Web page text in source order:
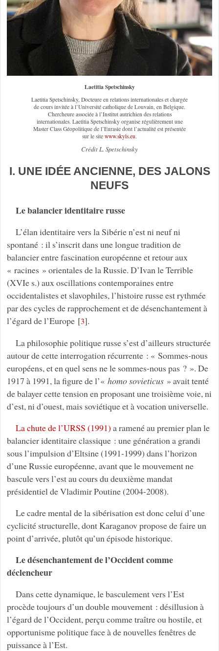
Laetitia Spetschinsky
Laetitia Spetschinsky, Docteure en relations internationales et chargée
de cours invitée à l’Université catholique de Louvain, en Belgique.
Chercheure associée à l’Institut autrichien des relations
internationales. Laetitia Spetschinsky organise régulièrement une
Master Class Géopolitique de l’Eurasie dont l’actualité est présentée
sur le site www.skyls.eu.
Crédit L. Spetschinsky
I. UNE IDÉE ANCIENNE, DES JALONS
NEUFS
Le balancier identitaire russe
L’élan identitaire vers la Sibérie n’est ni neuf ni
spontané : il s’inscrit dans une longue tradition de
balancier entre fascination européenne et retour aux
« racines » orientales de la Russie. D’Ivan le Terrible
(XVIe s.) aux oscillations contemporaines entre
occidentalistes et slavophiles, l’histoire russe est rythmée
par des cycles de rapprochement et de désenchantement à
l’égard de l’Europe[3].
La philosophie politique russe s’est d’ailleurs structurée
autour de cette interrogation récurrente : « Sommes-nous
européens, et en quel sens ne le sommes-nous pas ? ». De
1917 à 1991, la figure de l’« homo sovieticus» avait tenté
de balayer cette tension en proposant une troisième voie, ni
d’est, ni d’ouest, mais soviétique et à vocation universelle.
La chute de l’URSS (1991) a ramené au premier plan le
balancier identitaire classique : une génération a grandi
sous l’impulsion d’Eltsine (1991-1999) dans l’horizon
d’une Russie européenne, avant que le mouvement ne
bascule vers l’est au cours du deuxième mandat
présidentiel de Vladimir Poutine (2004-2008).
Le cadre mental de la sibérisation est donc celui d’une
cyclicité structurelle, dont Karaganov propose de faire un
point d’arrivée, plutôt qu’un épisode historique.
Le désenchantement de l’Occident comme
déclencheur
Dans cette dynamique, le basculement vers l’Est
procède toujours d’un double mouvement : désillusion à
l’égard de l’Occident, perçu comme traître ou hostile, et
opportunisme politique face à de nouvelles fenêtres de
puissance à l’Est.